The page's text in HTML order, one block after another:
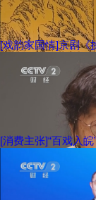
[戏韵家国情]京剧《
[消费主张]“百戏入